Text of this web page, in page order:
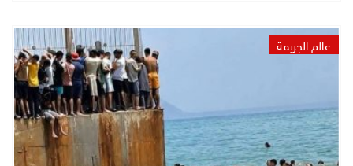
عالم الجريمة